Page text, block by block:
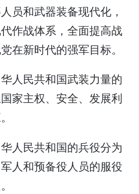
员和武器装备现代化，
作战体系，全面提高战
在新时代的强军目标。
人民共和国武装力量的
家主权、安全、发展利
人民共和国的兵役分为
人和预备役人员的服役